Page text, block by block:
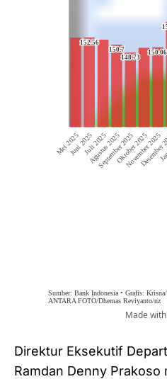
Direktur Eksekutif
Ramdan Denny Prakoso